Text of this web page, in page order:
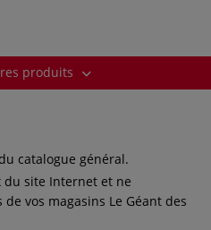
produits
catalogue général.
du site Internet et ne
vos magasins Le Géant des